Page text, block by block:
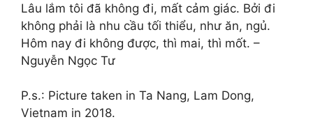
Lâu lắm tôi đã không đi, mất cảm giác. Bởi đi
không phải là nhu cầu tối thiểu, như ăn, ngủ.
Hôm nay đi không được, thì mai, thì mốt. –
Nguyễn Ngọc Tư
P.s.: Picture taken in Ta Nang, Lam Dong,
Vietnam in 2018.